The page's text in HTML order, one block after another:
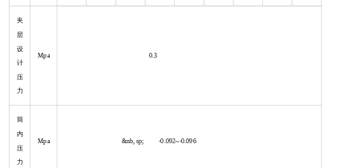
夹
层
设
计
压
力
Mpa 0.3
筒
内
压
力
Mpa &nb, sp; -0.092~-0.096